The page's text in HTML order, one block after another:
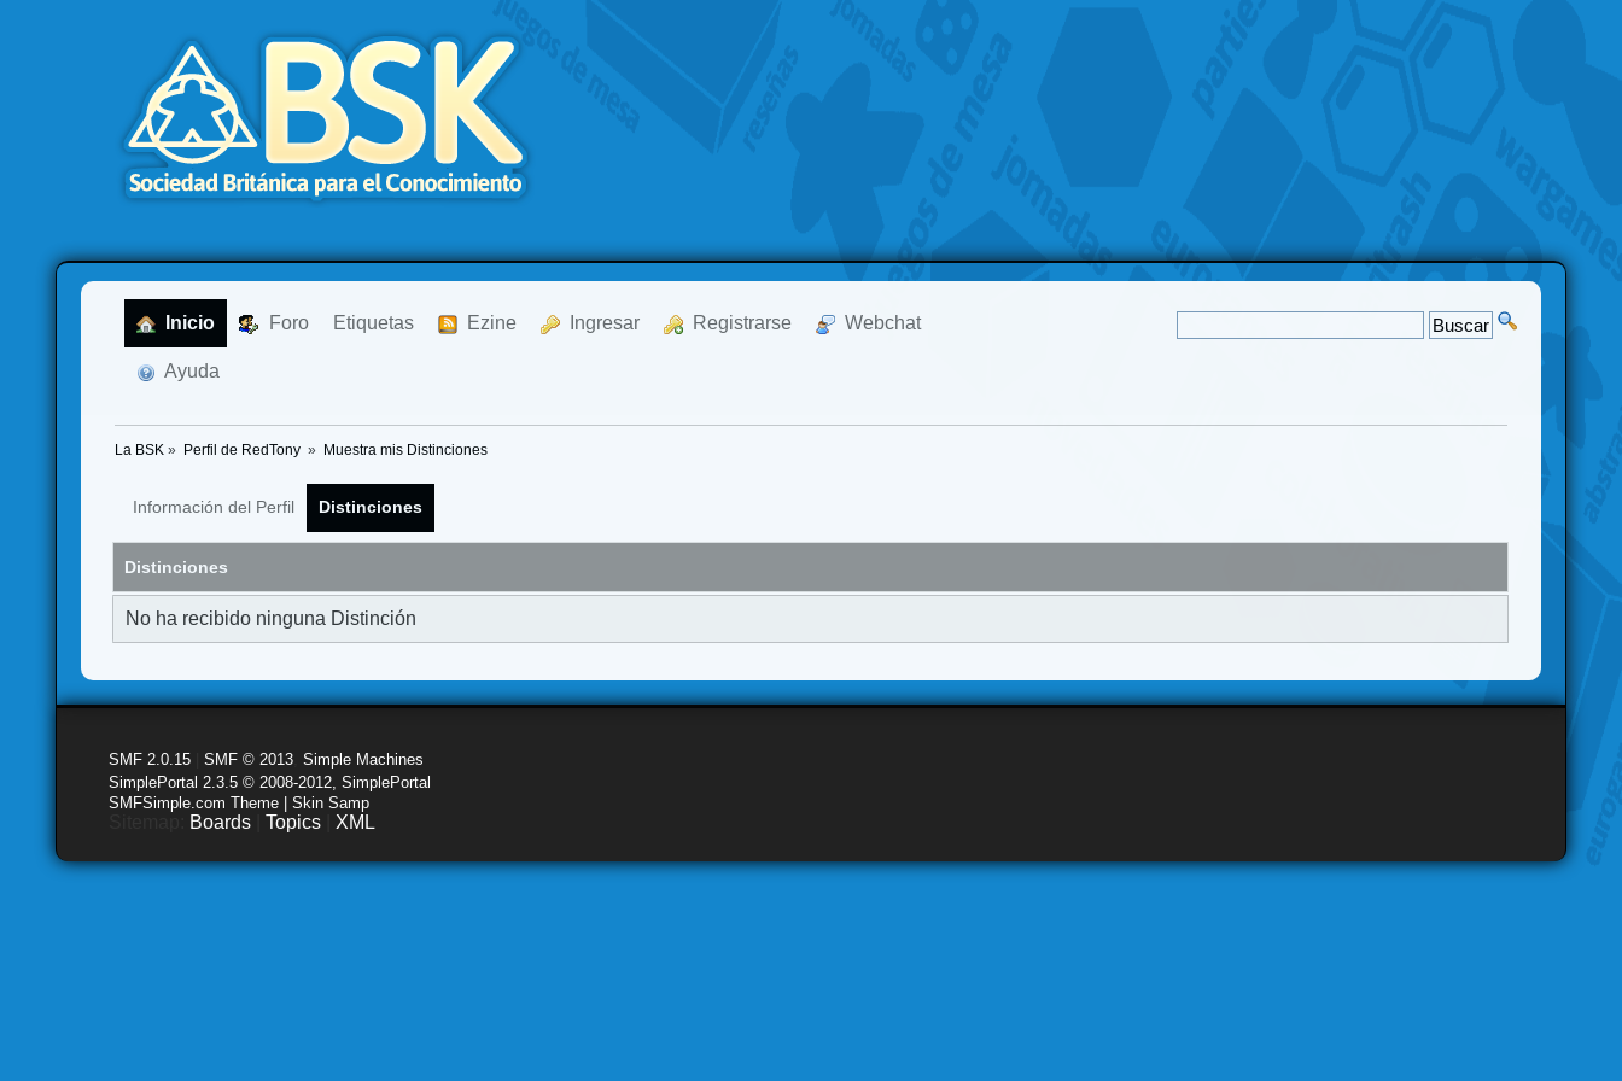
Inicio Foro Etiquetas Ezine Ingresar Registrarse Webchat
Ayuda
La BSK » Perfil de RedTony » Muestra mis Distinciones
Información del Perfil Distinciones
Distinciones
No ha recibido ninguna Distinción
SMF 2.0.15 |SMF © 2013 ,Simple Machines
SimplePortal 2.3.5 © 2008-2012, SimplePortal
SMFSimple.com Theme | Skin Samp
Boards |Topics XML